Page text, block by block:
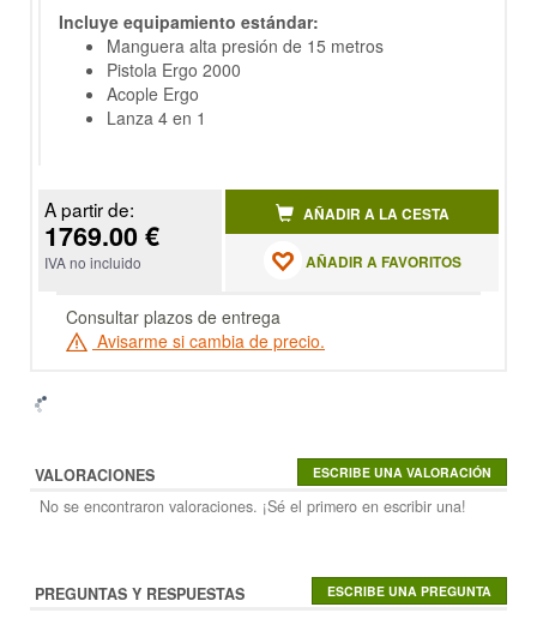
Incluye equipamiento estándar:
Manguera alta presión de 15 metros
Pistola Ergo 2000
Acople Ergo
Lanza 4 en 1
A partir de:
1769.00 €
IVA no incluido
AÑADIR A LA CESTA
AÑADIR A FAVORITOS
Consultar plazos de entrega
Avisarme si cambia de precio.
VALORACIONES
No se encontraron valoraciones. ¡Sé el primero en escribir una!
PREGUNTAS Y RESPUESTAS